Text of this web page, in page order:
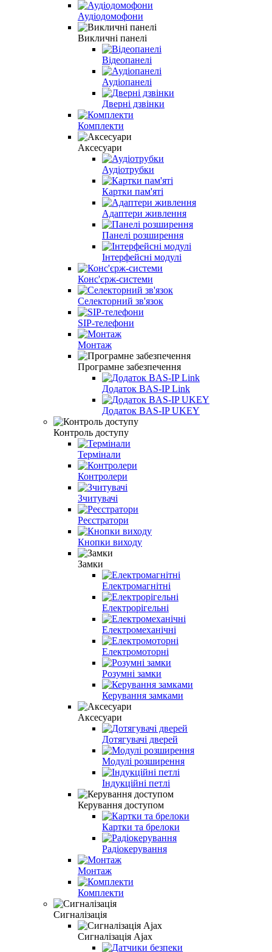
Аудіодомофони
Викличні панелі
Відеопанелі
Аудіопанелі
Дверні дзвінки
Комплекти
Аксесуари
Аудіотрубки
Картки пам'яті
Адаптери живлення
Панелі розширення
Інтерфейсні модулі
Конс'єрж-системи
Селекторний зв'язок
SIP‑телефони
Монтаж
Програмне забезпечення
Додаток BAS-IP Link
Додаток BAS-IP UKEY
Контроль доступу
Термінали
Контролери
Зчитувачі
Реєстратори
Кнопки виходу
Замки
Електромагнітні
Електрорігельні
Електромеханічні
Електромоторні
Розумні замки
Керування замками
Аксесуари
Дотягувачі дверей
Модулі розширення
Індукційні петлі
Керування доступом
Картки та брелоки
Радіокерування
Монтаж
Комплекти
Сигналізація
Сигналізація Ajax